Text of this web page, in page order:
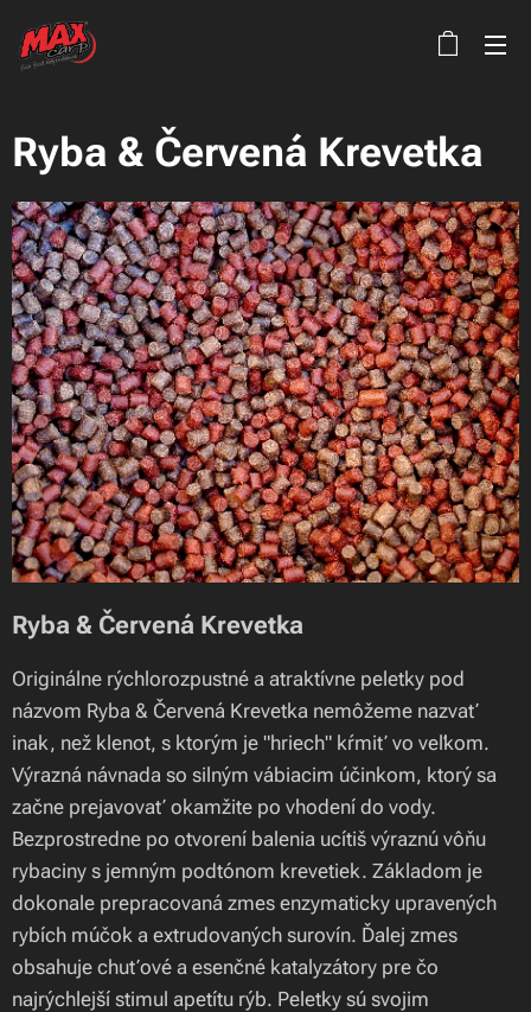
Ryba & Červená Krevetka
Ryba & Červená Krevetka
Originálne rýchlorozpustné a atraktívne peletky pod
názvom Ryba & Červená Krevetka nemôžeme nazvať
inak, než klenot, s ktorým je "hriech" kŕmiť vo veľkom.
Výrazná návnada so silným vábiacim účinkom, ktorý sa
začne prejavovať okamžite po vhodení do vody.
Bezprostredne po otvorení balenia ucítiš výraznú vôňu
rybaciny s jemným podtónom krevetiek. Základom je
dokonale prepracovaná zmes enzymaticky upravených
rybích múčok a extrudovaných surovín. Ďalej zmes
obsahuje chuťové a esenčné katalyzátory pre čo
najrýchlejší stimul apetítu rýb. Peletky sú svojim